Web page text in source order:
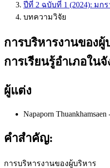
ปีที่ 2 ฉบับที่ 1 (2024): มก
บทความวิจัย
การบริหารงานของผู้
การเรียนรู้อําเภอใน
ผู้แต่ง
Napaporn Thuankhamsaen
คำสำคัญ:
การบริหารงานของผู้บริหาร